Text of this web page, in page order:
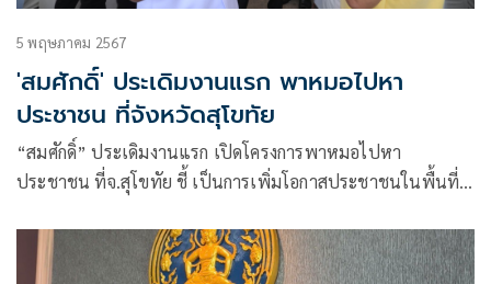
5 พฤษภาคม 2567
'สมศักดิ์' ประเดิมงานแรก พาหมอไปหา
ประชาชน ที่จังหวัดสุโขทัย
“สมศักดิ์” ประเดิมงานแรก เปิดโครงการพาหมอไปหา
ประชาชน ที่จ.สุโขทัย ชี้ เป็นการเพิ่มโอกาสประชาชนในพื้นที่
เผย จัดโครงการแล้ว 47 ครั้ง มีประชาชนมาใช้บริการกว่า 4 แสน
คน เล็ง จัดให้ถึง 90 ครั้ง